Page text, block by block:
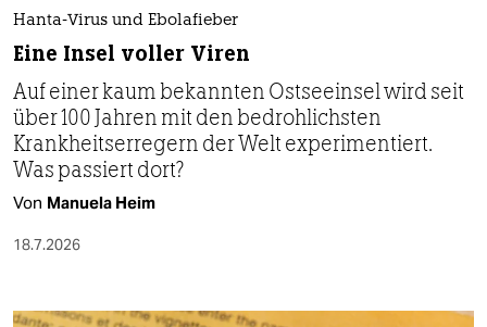
Hanta-Virus und Ebolafieber
Eine Insel voller Viren
Auf einer kaum bekannten Ostseeinsel wird seit
über 100 Jahren mit den bedrohlichsten
Krankheitserregern der Welt experimentiert.
Was passiert dort?
Von Manuela Heim
18.7.2026